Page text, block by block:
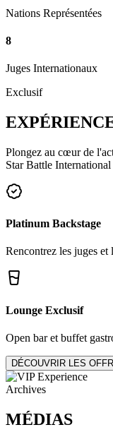
Nations Représentées
8
Juges Internationaux
Exclusif
Plongez au cœur de
Star Battle
Platinum Backstage
Rencontrez les juges et
Lounge Exclusif
Open bar et buffet
DÉCOUVRIR LES
Archives
MÉDIAS